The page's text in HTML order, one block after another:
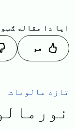
ایا دا مقاله
هو
تازه مالومات